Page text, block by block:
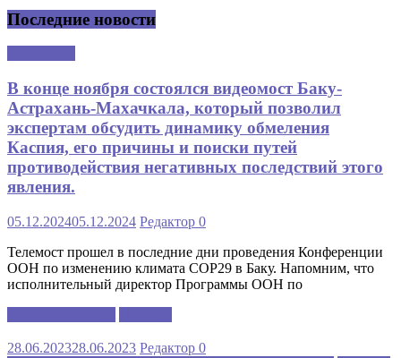
Последние новости
В конце ноября состоялся видеомост Баку-
Астрахань-Махачкала, который позволил
экспертам обсудить динамику обмеления
Каспия, его причины и поиски путей
противодействия негативных последствий этого
явления.
05.12.202405.12.2024 Редактор 0
Телемост прошел в последние дни проведения Конференции
ООН по изменению климата COP29 в Баку. Напомним, что
исполнительный директор Программы ООН по
28.06.202328.06.2023 Редактор 0